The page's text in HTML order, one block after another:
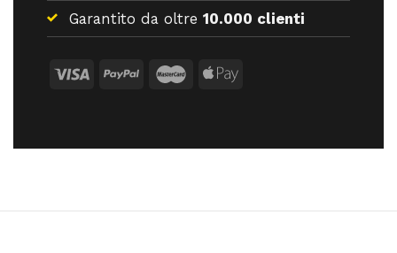
Garantito da oltre 10.000 clienti